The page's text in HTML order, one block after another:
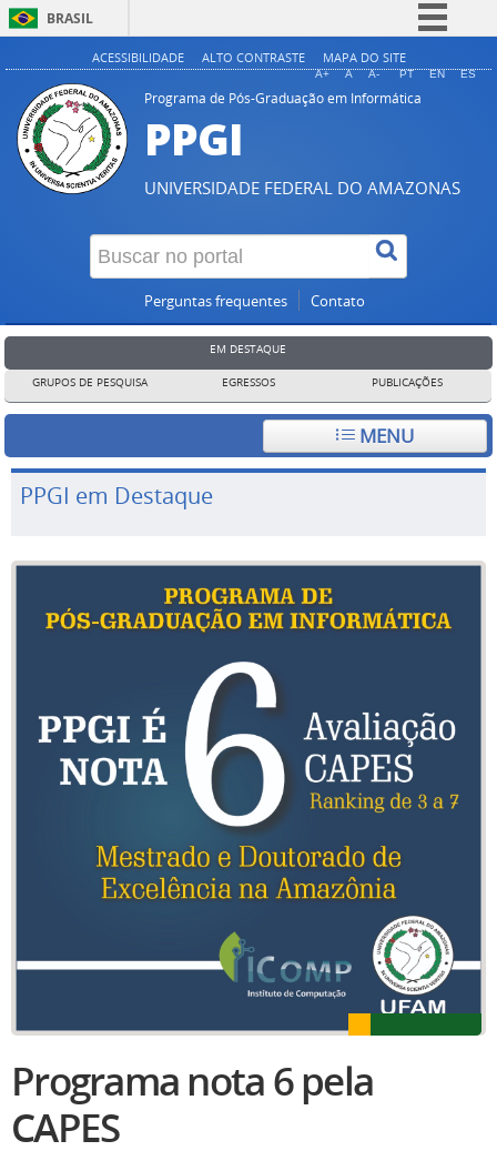
BRASIL
Simplifique!
Comunica BR
Legislação
Canais
ACESSIBILIDADE ALTO CONTRASTE MAPA DO SITE
A+ A A- PT EN ES
Programa de Pós-Graduação em Informática
PPGI
UNIVERSIDADE FEDERAL DO AMAZONAS
Perguntas frequentes Contato
EM DESTAQUE
GRUPOS DE PESQUISA EGRESSOS PUBLICAÇÕES
MENU
PPGI em Destaque
Programa nota 6 pela
CAPES